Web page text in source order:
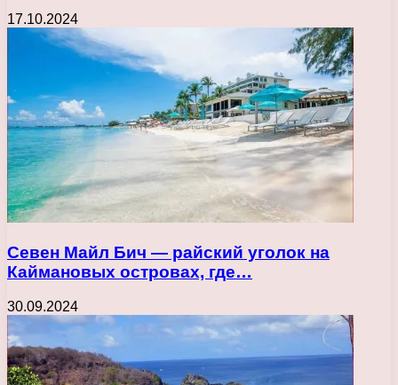
17.10.2024
Севен Майл Бич — райский уголок на
Каймановых островах, где…
30.09.2024